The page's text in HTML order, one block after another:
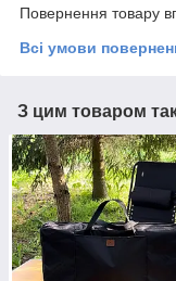
Повернення товару
Всі умови
З цим товаром